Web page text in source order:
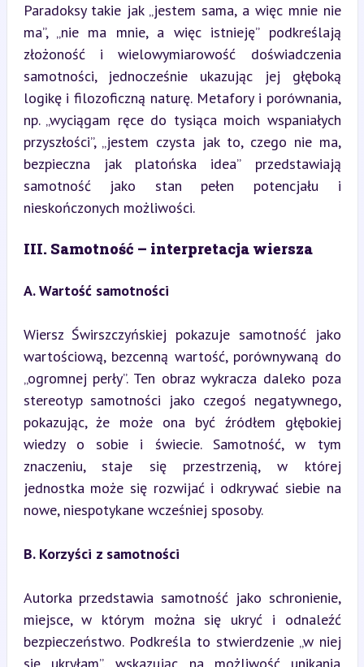
Paradoksy takie jak „jestem sama, a więc mnie nie
ma”, „nie ma mnie, a więc istnieję” podkreślają
złożoność i wielowymiarowość doświadczenia
samotności, jednocześnie ukazując jej głęboką
logikę i filozoficzną naturę. Metafory i porównania,
np. „wyciągam ręce do tysiąca moich wspaniałych
przyszłości”, „jestem czysta jak to, czego nie ma,
bezpieczna jak platońska idea” przedstawiają
samotność jako stan pełen potencjału i
nieskończonych możliwości.
III. Samotność – interpretacja wiersza
A. Wartość samotności
Wiersz Świrszczyńskiej pokazuje samotność jako
wartościową, bezcenną wartość, porównywaną do
„ogromnej perły”. Ten obraz wykracza daleko poza
stereotyp samotności jako czegoś negatywnego,
pokazując, że może ona być źródłem głębokiej
wiedzy o sobie i świecie. Samotność, w tym
znaczeniu, staje się przestrzenią, w której
jednostka może się rozwijać i odkrywać siebie na
nowe, niespotykane wcześniej sposoby.
B. Korzyści z samotności
Autorka przedstawia samotność jako schronienie,
miejsce, w którym można się ukryć i odnaleźć
bezpieczeństwo. Podkreśla to stwierdzenie „w niej